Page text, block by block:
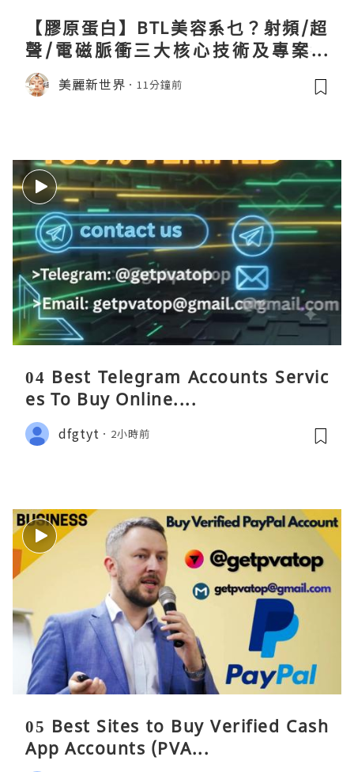
【膠原蛋白】BTL美容系乜？射頻/超
聲/電磁脈衝三大核心技術及專案盤
點！
美麗新世界 11分鐘前
04 Best Telegram Accounts Servic
es To Buy Online....
dfgtyt 2小時前
05 Best Sites to Buy Verified Cash
App Accounts (PVA...